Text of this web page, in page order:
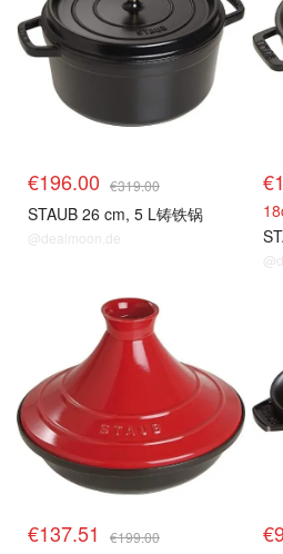
€196.00 €319.00
STAUB 26 cm, 5 L铸铁锅
@dealmoon.de
€137.51 €199.00